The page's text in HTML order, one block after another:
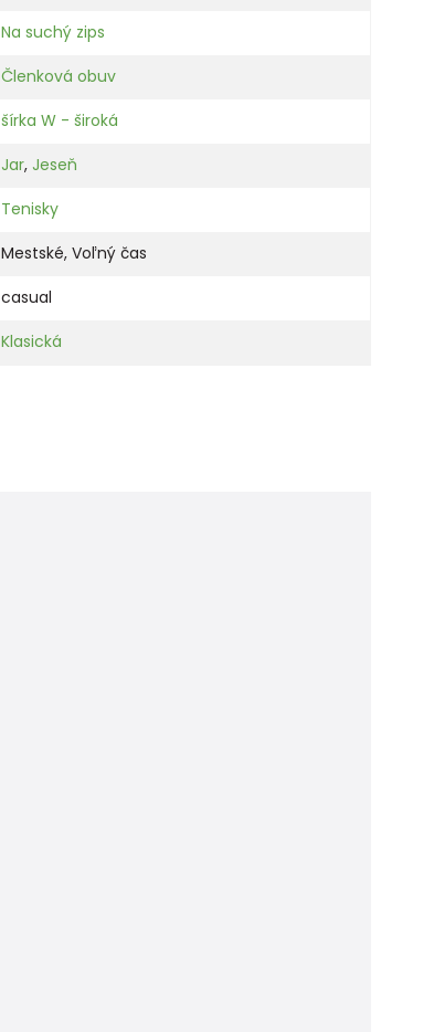
Na suchý zips
Členková obuv
šírka W - široká
Jar, Jeseň
Tenisky
Mestské, Voľný čas
casual
Klasická